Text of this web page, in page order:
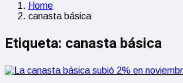
Home
canasta básica
Etiqueta: canasta básica